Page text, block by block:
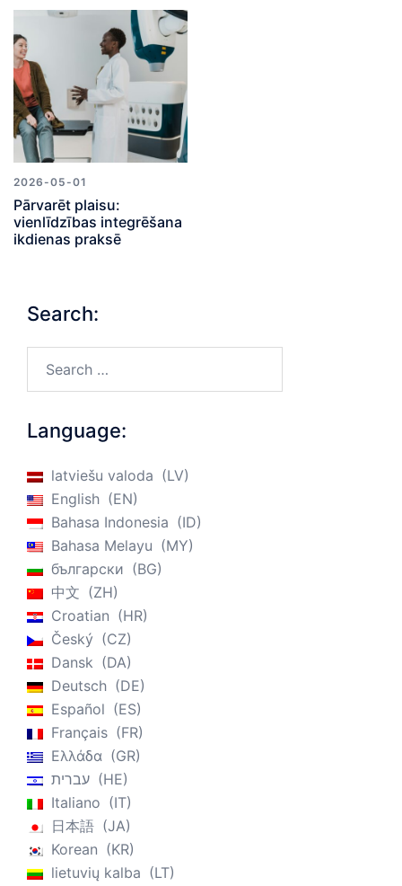
2026-05-01
Pārvarēt plaisu:
vienlīdzības integrēšana
ikdienas praksē
Search:
Language:
latviešu valoda
LV
English
EN
Bahasa Indonesia
ID
Bahasa Melayu
MY
български
BG
中文
ZH
Croatian
HR
Český
CZ
Dansk
DA
Deutsch
DE
Español
ES
Français
FR
Ελλάδα
GR
עברית
HE
Italiano
IT
日本語
JA
Korean
KR
lietuvių kalba
LT